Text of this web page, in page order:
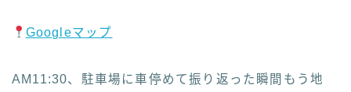
Googleマップ
AM11:30、駐車場に車停めて振り返った瞬間もう地